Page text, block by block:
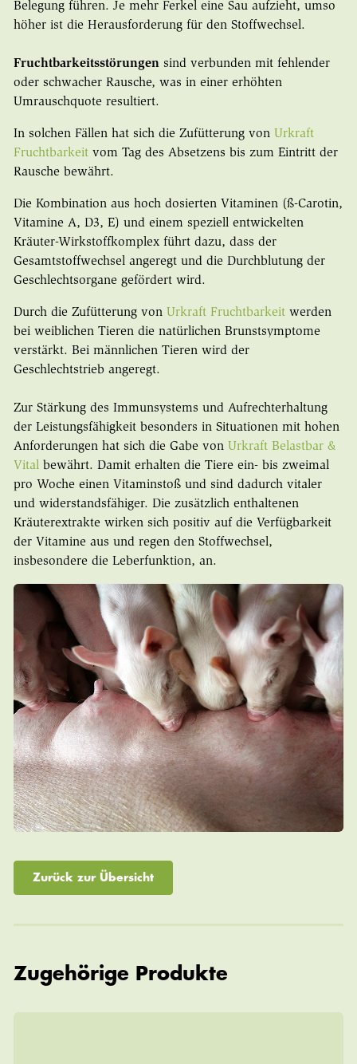
Belegung führen. Je mehr Ferkel eine Sau aufzieht, umso
höher ist die Herausforderung für den Stoffwechsel.
Fruchtbarkeitsstörungen sind verbunden mit fehlender
oder schwacher Rausche, was in einer erhöhten
Umrauschquote resultiert.
In solchen Fällen hat sich die Zufütterung von Urkraft
Fruchtbarkeitvom Tag des Absetzens bis zum Eintritt der
Rausche bewährt.
Die Kombination aus hoch dosierten Vitaminen (ß-Carotin,
Vitamine A, D3, E) und einem speziell entwickelten
Kräuter-Wirkstoffkomplex führt dazu, dass der
Gesamtstoffwechsel angeregt und die Durchblutung der
Geschlechtsorgane gefördert wird.
Durch die Zufütterung von Urkraft Fruchtbarkeitwerden
bei weiblichen Tieren die natürlichen Brunstsymptome
verstärkt. Bei männlichen Tieren wird der
Geschlechtstrieb angeregt.
Zur Stärkung des Immunsystems und Aufrechterhaltung
der Leistungsfähigkeit besonders in Situationen mit hohen
Anforderungen hat sich die Gabe von Urkraft Belastbar &
Vitalbewährt. Damit erhalten die Tiere ein- bis zweimal
pro Woche einen Vitaminstoß und sind dadurch vitaler
und widerstandsfähiger. Die zusätzlich enthaltenen
Kräuterextrakte wirken sich positiv auf die Verfügbarkeit
der Vitamine aus und regen den Stoffwechsel,
insbesondere die Leberfunktion, an.
Zurück zur Übersicht
Zugehörige Produkte